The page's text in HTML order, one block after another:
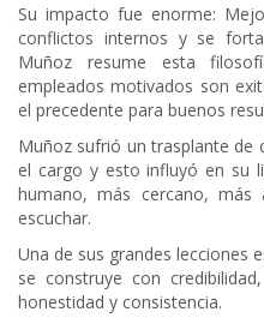
Su impacto fue enorme:
conflictos internos y se
Muñoz resume esta
empleados motivados son
el precedente para buenos
Muñoz sufrió un trasplante de
el cargo y esto influyó en su
humano, más cercano,
escuchar.
Una de sus grandes lecciones
se construye con
honestidad y consistencia.